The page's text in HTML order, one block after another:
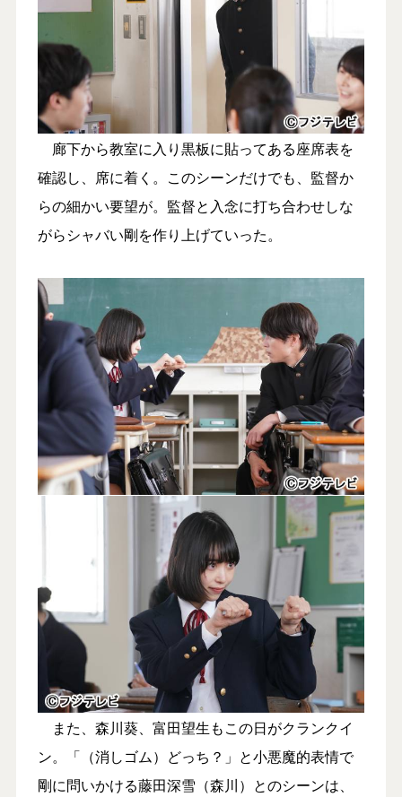
廊下から教室に入り黒板に貼ってある座席表を
確認し、席に着く。このシーンだけでも、監督か
らの細かい要望が。監督と入念に打ち合わせしな
がらシャバい剛を作り上げていった。
また、森川葵、富田望生もこの日がクランクイ
ン。「（消しゴム）どっち？」と小悪魔的表情で
剛に問いかける藤田深雪（森川）とのシーンは、